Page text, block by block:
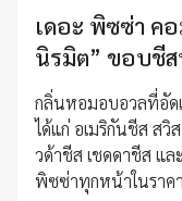
เดอะ พิซซ่า ค
นิรมิต” ขอบชี
กลิ่นหอมอบอวลที่อัด
ได้แก่ อเมริกันชีส ส
วด้าชีส เชดดาชีส แล
พิซซ่าทุกหน้าในราค